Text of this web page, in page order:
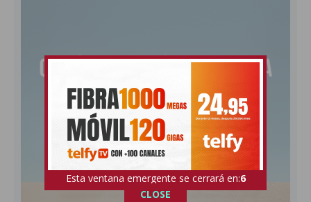
Esta ventana emergente se cerrará en:5
CLOSE